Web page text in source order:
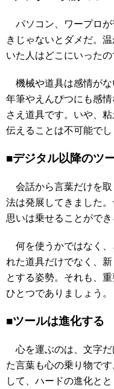
パソコン、ワープロが
きじゃないとダメだ。
いた人はどこにいったの
機械や道具は感情がな
年筆やえんぴつにも感
さえ道具です。いや、
伝えることは不可能でし
■デジタル以降のツ
会話から言葉だけを取
法は発展してきました
思いは乗せることができ
何を使うかではなく、
れた道具だけでなく、
とする姿勢。それも、
ひとつでありましょう。
■ツールは進化する
心を運ぶのは、文字だ
た言葉も心の乗り物で
して、ハードの進化と